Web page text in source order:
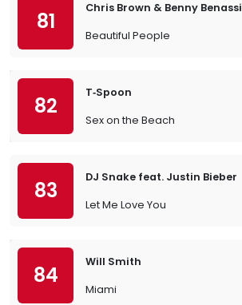
81
Chris Brown & Benny Benassi
Beautiful People
82
T‐Spoon
Sex on the Beach
83
DJ Snake feat. Justin Bieber
Let Me Love You
84
Will Smith
Miami